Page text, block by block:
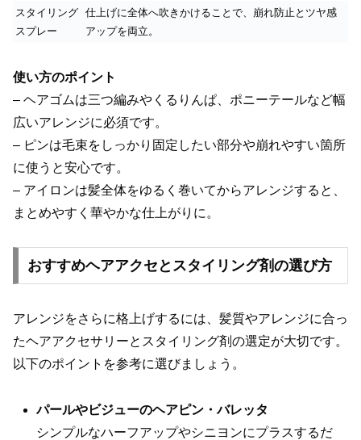
スタイリング
スプレー
仕上げに全体へ吹きかけることで、崩れ防止とツヤ感
アップを両立。
使い方のポイント
– ヘアゴムは三つ編みやくるりんぱ、ポニーテールなど幅
広いアレンジに必須です。
– ピンは毛束をしっかり固定したい部分や崩れやすい箇所
に使うと安心です。
– アイロンは髪全体をゆるく巻いてからアレンジすると、
まとめやすく華やかな仕上がりに。
おすすめヘアアクセとスタイリング剤の選び方
アレンジをさらに格上げするには、髪質やアレンジに合っ
たヘアアクセサリーとスタイリング剤の選定が大切です。
以下のポイントを参考に選びましょう。
パールやビジューのヘアピン・バレッタ
シンプルなハーフアップやシニヨンにプラスするだ